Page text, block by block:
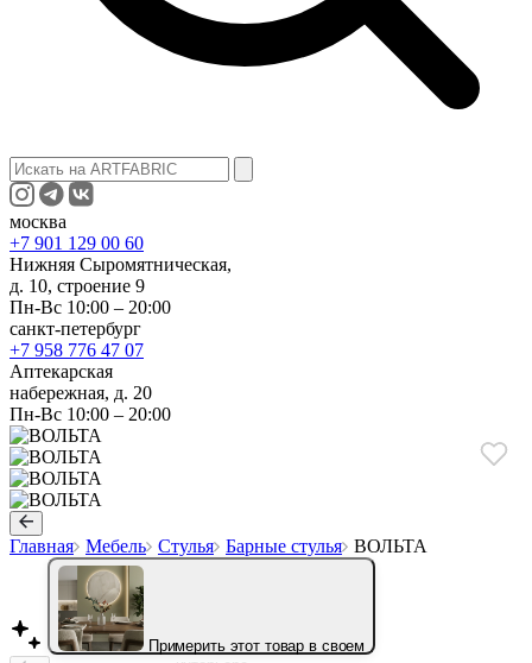
москва
+7 901 129 00 60
Нижняя Сыромятническая,
д. 10, строение 9
Пн-Вс 10:00 – 20:00
санкт-петербург
+7 958 776 47 07
Аптекарская
набережная, д. 20
Пн-Вс 10:00 – 20:00
Главная Мебель Стулья Барные стулья ВОЛЬТА
Примерить этот товар в своем